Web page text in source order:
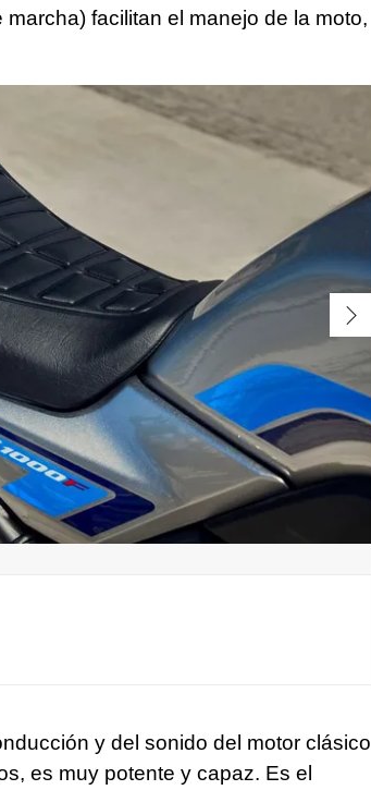
facilitan el manejo de la moto,
y del sonido del motor clásico
es muy potente y capaz. Es el